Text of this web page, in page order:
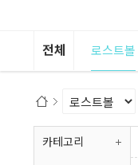
전체 로스트볼
카테고리